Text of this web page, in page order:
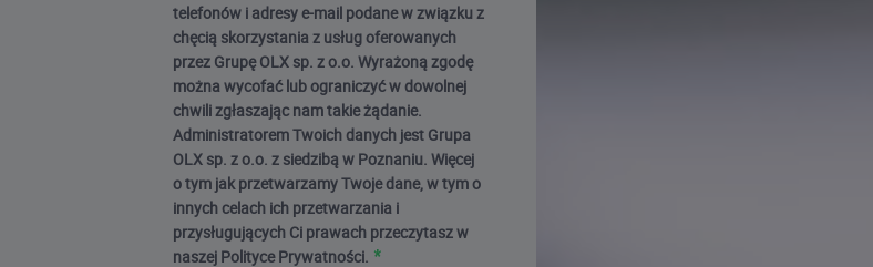
telefonów i adresy e-mail podane w związku z
chęcią skorzystania z usług oferowanych
przez Grupę OLX sp. z o.o. Wyrażoną zgodę
można wycofać lub ograniczyć w dowolnej
chwili zgłaszając nam takie żądanie.
Administratorem Twoich danych jest Grupa
OLX sp. z o.o. z siedzibą w Poznaniu. Więcej
o tym jak przetwarzamy Twoje dane, w tym o
innych celach ich przetwarzania i
przysługujących Ci prawach przeczytasz w
naszej Polityce Prywatności.